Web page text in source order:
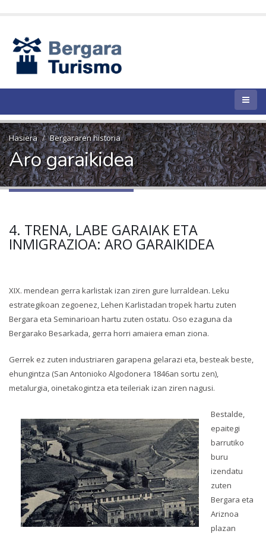
Hasiera Bergararen historia
Aro garaikidea
4. TRENA, LABE GARAIAK ETA
INMIGRAZIOA: ARO GARAIKIDEA
XIX. mendean gerra karlistak izan ziren gure lurraldean. Leku
estrategikoan zegoenez, Lehen Karlistadan tropek hartu zuten
Bergara eta Seminarioan hartu zuten ostatu. Oso ezaguna da
Bergarako Besarkada, gerra horri amaiera eman ziona.
Gerrek ez zuten industriaren garapena gelarazi eta, besteak beste,
ehungintza (San Antonioko Algodonera 1846an sortu zen),
metalurgia, oinetakogintza eta teileriak izan ziren nagusi.
Bestalde,
epaitegi
barrutiko
buru
izendatu
zuten
Bergara eta
Ariznoa
plazan